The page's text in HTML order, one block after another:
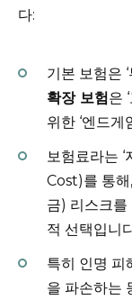
다:
기본 보험은
확장 보험은
위한 ‘엔드게
보험료라는
Cost)를 통해
금) 리스크
적 선택입니
특히 인명 피
을 파손하는